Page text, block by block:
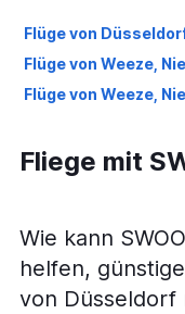
Flüge von
Flüge von Weeze,
Flüge von Weeze,
Fliege mit
Wie kann
helfen,
von Düsseldorf